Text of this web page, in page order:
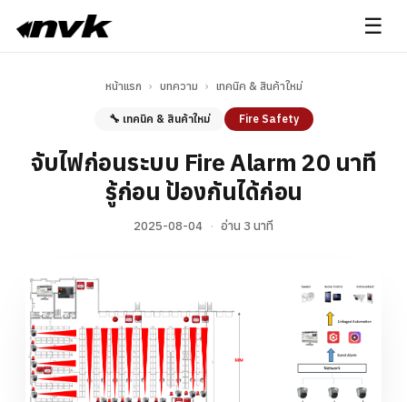
☰
หน้าแรก › บทความ › เทคนิค & สินค้าใหม่
🔧 เทคนิค & สินค้าใหม่ Fire Safety
จับไฟก่อนระบบ Fire Alarm 20 นาที
รู้ก่อน ป้องกันได้ก่อน
2025-08-04 · อ่าน 3 นาที